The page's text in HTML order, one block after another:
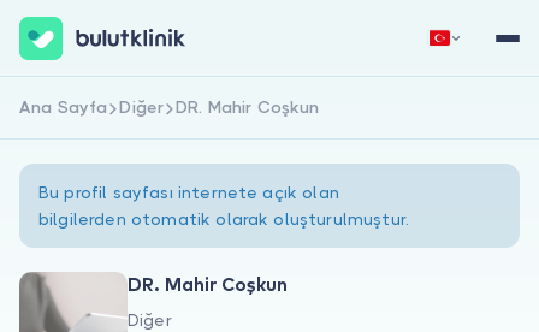
Hemen Kaydol
Ana Sayfa Diğer DR. Mahir Coşkun
Bu profil sayfası internete açık olan
bilgilerden otomatik olarak oluşturulmuştur.
DR. Mahir Coşkun
Diğer